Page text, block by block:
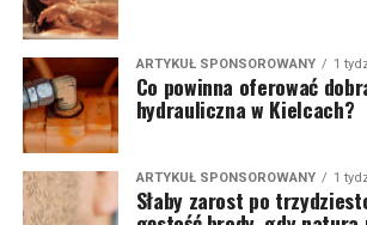
ARTYKUŁ SPONSOROWANY 1
Co powinna oferować
hydrauliczna w Kielcach?
ARTYKUŁ SPONSOROWANY 1
Słaby zarost po